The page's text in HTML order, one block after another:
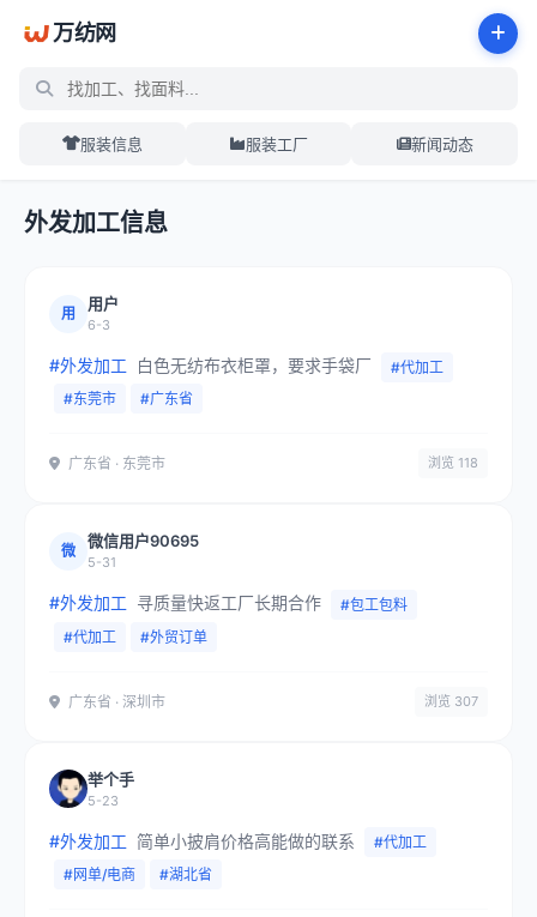
万纺网
服装信息 服装工厂 新闻动态
外发加工信息
用
用户
6-3
#外发加工 白色无纺布衣柜罩，要求手袋厂
#代加工
#东莞市
#广东省
广东省 · 东莞市 浏览 118
微
微信用户90695
5-31
#外发加工 寻质量快返工厂长期合作
#包工包料
#代加工
#外贸订单
广东省 · 深圳市 浏览 307
举个手
5-23
#外发加工 简单小披肩价格高能做的联系
#代加工
#网单/电商
#湖北省